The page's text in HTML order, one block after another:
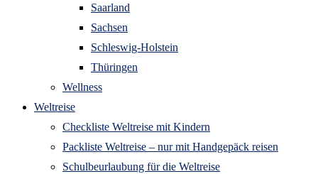
Saarland
Sachsen
Schleswig-Holstein
Thüringen
Wellness
Weltreise
Checkliste Weltreise mit Kindern
Packliste Weltreise – nur mit Handgepäck reisen
Schulbeurlaubung für die Weltreise